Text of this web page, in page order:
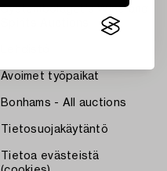
Systembolaget's Wine and
Avoimet työpaikat
Bonhams - All auctions
Tietosuojakäytäntö
Tietoa evästeistä